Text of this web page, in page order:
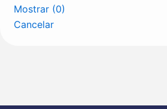
Mostrar (0)
Cancelar